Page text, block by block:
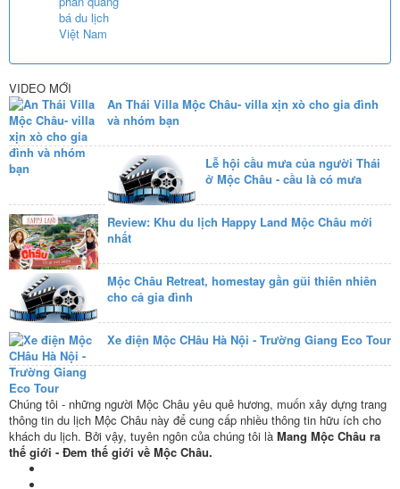
VIDEO MỚI
An Thái Villa Mộc Châu- villa xịn xò cho gia đình
và nhóm bạn
Lễ hội cầu mưa của người Thái
ở Mộc Châu - cầu là có mưa
Review: Khu du lịch Happy Land Mộc Châu mới
nhất
Mộc Châu Retreat, homestay gần gũi thiên nhiên
cho cả gia đình
Xe điện Mộc CHâu Hà Nội - Trường Giang Eco Tour
Chúng tôi - những người Mộc Châu yêu quê hương, muốn xây dựng trang
thông tin du lịch Mộc Châu này để cung cấp nhiều thông tin hữu ích cho
khách du lịch. Bởi vậy, tuyên ngôn của chúng tôi là Mang Mộc Châu ra
thế giới - Đem thế giới về Mộc Châu.